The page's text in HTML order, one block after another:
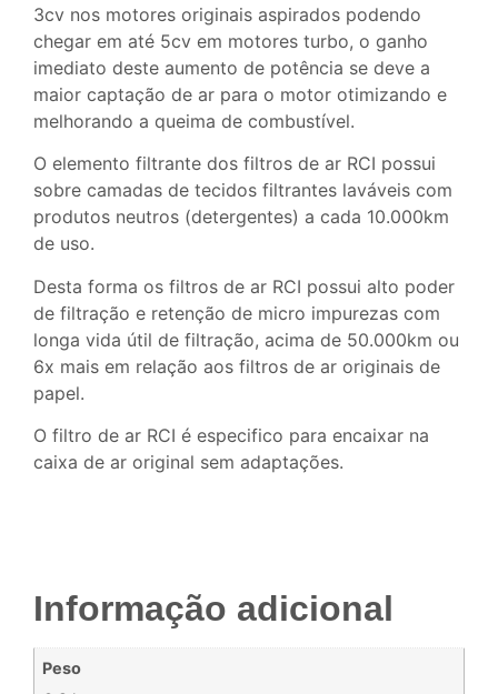
3cv nos motores originais aspirados podendo
chegar em até 5cv em motores turbo, o ganho
imediato deste aumento de potência se deve a
maior captação de ar para o motor otimizando e
melhorando a queima de combustível.
O elemento filtrante dos filtros de ar RCI possui
sobre camadas de tecidos filtrantes laváveis com
produtos neutros (detergentes) a cada 10.000km
de uso.
Desta forma os filtros de ar RCI possui alto poder
de filtração e retenção de micro impurezas com
longa vida útil de filtração, acima de 50.000km ou
6x mais em relação aos filtros de ar originais de
papel.
O filtro de ar RCI é especifico para encaixar na
caixa de ar original sem adaptações.
Informação adicional
Peso